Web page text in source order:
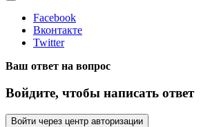
Facebook
Вконтакте
Twitter
Ваш ответ на вопрос
Войдите, чтобы написать ответ
Войти через центр авторизации